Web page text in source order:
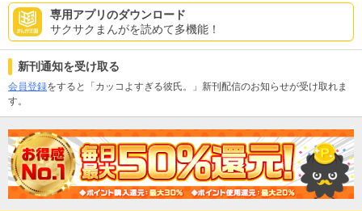
専用アプリのダウンロード
サクサクまんがを読めて多機能！
新刊通知を受け取る
会員登録をすると「カッコよすぎる彼氏。」新刊配信のお知らせが受け取れま
す。